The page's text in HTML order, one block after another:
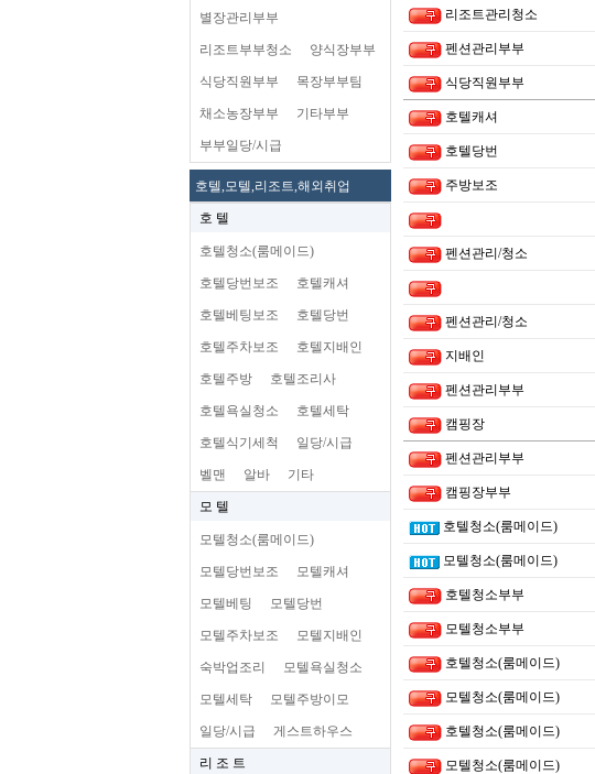
별장관리부부
리조트부부청소 양식장부부
식당직원부부 목장부부팀
채소농장부부 기타부부
부부일당/시급
호텔,모텔,리조트,해외취업
호 텔
호텔청소(룸메이드)
호텔당번보조 호텔캐셔
호텔베팅보조 호텔당번
호텔주차보조 호텔지배인
호텔주방 호텔조리사
호텔욕실청소 호텔세탁
호텔식기세척 일당/시급
벨맨 알바 기타
모 텔
모텔청소(룸메이드)
모텔당번보조 모텔캐셔
모텔베팅 모텔당번
모텔주차보조 모텔지배인
숙박업조리 모텔욕실청소
모텔세탁 모텔주방이모
일당/시급 게스트하우스
리 조 트
리조트관리청소
펜션관리부부
식당직원부부
호텔캐셔
호텔당번
주방보조
펜션관리/청소
펜션관리/청소
지배인
펜션관리부부
캠핑장
펜션관리부부
캠핑장부부
호텔청소(룸메이드)
모텔청소(룸메이드)
호텔청소부부
모텔청소부부
호텔청소(룸메이드)
모텔청소(룸메이드)
호텔청소(룸메이드)
모텔청소(룸메이드)